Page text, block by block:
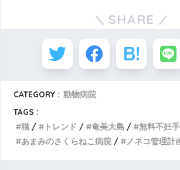
SHARE
CATEGORY : 動物病院
TAGS :
猫
トレンド 奄美大島
無料不妊
あまみのさくらねこ病院
ノネコ管理計